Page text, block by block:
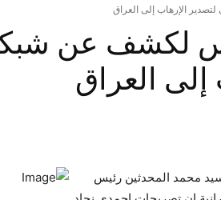
الإرهاب إلى العراق
لكشف عن
إلى العراق
محمد المحدثين رئيس